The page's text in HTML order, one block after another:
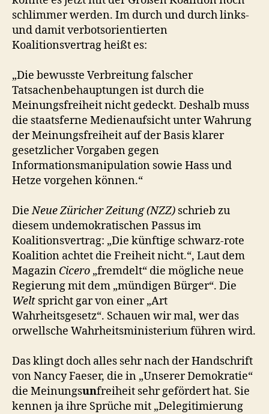
schlimmer werden. Im durch und durch links-
und damit verbotsorientierten
Koalitionsvertrag heißt es:
„Die bewusste Verbreitung falscher
Tatsachenbehauptungen ist durch die
Meinungsfreiheit nicht gedeckt. Deshalb muss
die staatsferne Medienaufsicht unter Wahrung
der Meinungsfreiheit auf der Basis klarer
gesetzlicher Vorgaben gegen
Informationsmanipulation sowie Hass und
Hetze vorgehen können.“
DieNeue Züricher Zeitung (NZZ) schrieb zu
diesem undemokratischen Passus im
Koalitionsvertrag: „Die künftige schwarz-rote
Koalition achtet die Freiheit nicht.“, Laut dem
Magazin Cicero „fremdelt“ die mögliche neue
Regierung mit dem „mündigen Bürger“. Die
Welt spricht gar von einer „Art
Wahrheitsgesetz“. Schauen wir mal, wer das
orwellsche Wahrheitsministerium führen wird.
Das klingt doch alles sehr nach der Handschrift
von Nancy Faeser, die in „Unserer Demokratie“
die Meinungsunfreiheit sehr gefördert hat. Sie
kennen ja ihre Sprüche mit „Delegitimierung